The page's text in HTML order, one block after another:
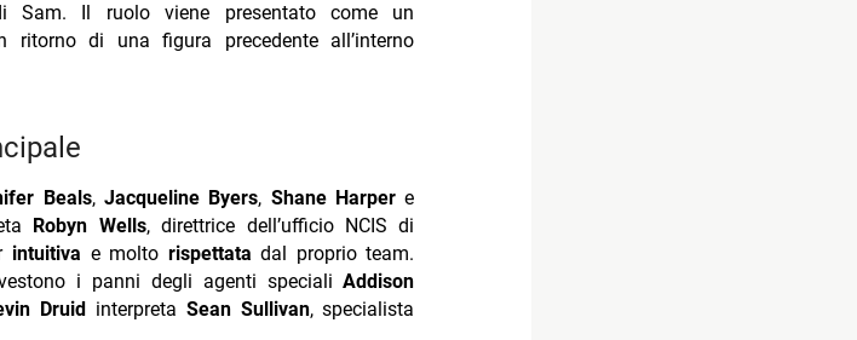
Sam. Il ruolo viene presentato come un
di una figura precedente all’interno
Beals,Jacqueline Byers, Shane Harper e
Robyn Wells, direttrice dell’ufficio NCIS di
intuitiva e molto rispettata dal proprio team.
i panni degli agenti specialiAddison
Druid interpreta Sean Sullivan, specialista